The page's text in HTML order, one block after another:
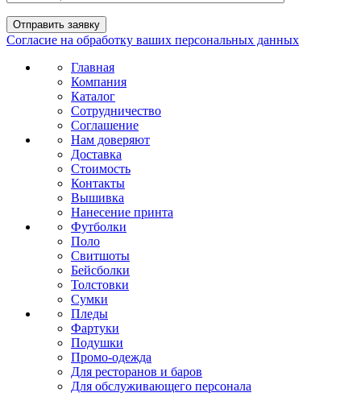
Согласие на обработку ваших персональных данных
Главная
Компания
Каталог
Сотрудничество
Соглашение
Нам доверяют
Доставка
Стоимость
Контакты
Вышивка
Нанесение принта
Футболки
Поло
Свитшоты
Бейсболки
Толстовки
Сумки
Пледы
Фартуки
Подушки
Промо-одежда
Для ресторанов и баров
Для обслуживающего персонала